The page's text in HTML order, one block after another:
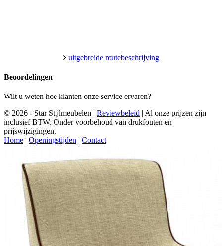
uitgebreide routebeschrijving
Beoordelingen
Wilt u weten hoe klanten onze service ervaren?
© 2026 - Star Stijlmeubelen | Reviewbeleid | Al onze prijzen zijn
inclusief BTW. Onder voorbehoud van drukfouten en
prijswijzigingen.
Home | Openingstijden | Contact